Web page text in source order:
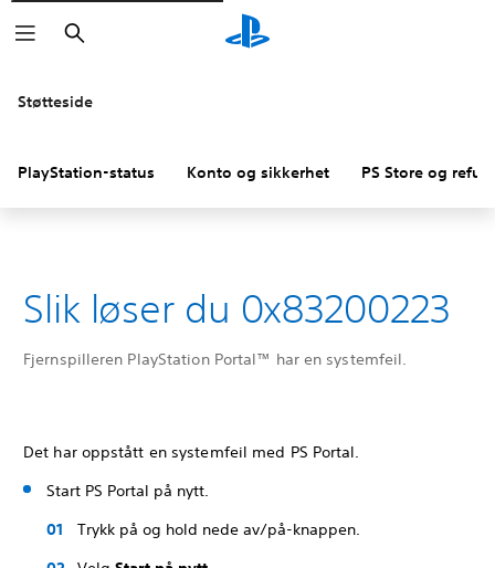
Søk
Støtteside
PlayStation-status Konto og sikkerhet PS Store og
Slik løser du 0x83200223
Fjernspilleren PlayStation Portal™ har en systemfeil.
Det har oppstått en systemfeil med PS Portal.
Start PS Portal på nytt.
Trykk på og hold nede av/på-knappen.